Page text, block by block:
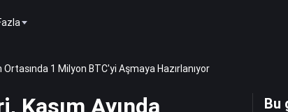
1 Milyon BTC'yi Aşmaya Hazırlanıyor
Kasım Ayında
Bu